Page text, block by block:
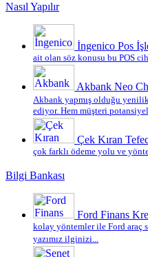
Nasıl Yapılır
İngenico Pos
ait olan söz konusu bu POS
Akbank Neo
Akbank yapmış olduğu
ediyor. Hem müşteri
Çek Kıran
çok farklı ödeme yolu ve
Bilgi Bankası
Ford Finans
kolay yöntemler ile Ford araç
yazımız ilginizi...